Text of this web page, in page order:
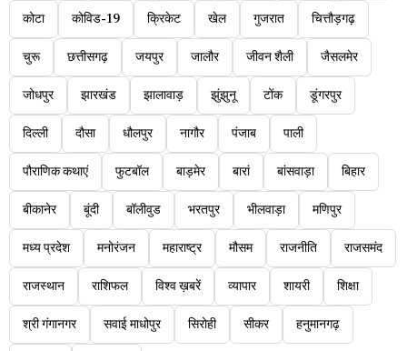
कोटा कोविड-19 क्रिकेट खेल गुजरात चित्तौड़गढ़
चुरू छत्तीसगढ़ जयपुर जालौर जीवन शैली जैसलमेर
जोधपुर झारखंड झालावाड़ झुंझुनू टोंक डूंगरपुर
दिल्ली दौसा धौलपुर नागौर पंजाब पाली
पौराणिक कथाएं फुटबॉल बाड़मेर बारां बांसवाड़ा बिहार
बीकानेर बूंदी बॉलीवुड भरतपुर भीलवाड़ा मणिपुर
मध्य प्रदेश मनोरंजन महाराष्ट्र मौसम राजनीति राजसमंद
राजस्थान राशिफल विश्व ख़बरें व्यापार शायरी शिक्षा
श्री गंगानगर सवाई माधोपुर सिरोही सीकर हनुमानगढ़